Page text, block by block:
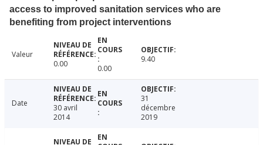
access to improved sanitation services who are
benefiting from project interventions
Valeur
0.00
0.00
9.40
Date
30 avril
2014
31
décembre
2019